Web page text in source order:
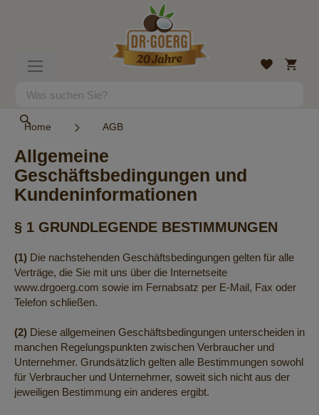
Suche
Wunschliste
Mein
Home AGB
Allgemeine
Geschäftsbedingungen und
Kundeninformationen
§ 1 GRUNDLEGENDE BESTIMMUNGEN
(1) Die nachstehenden Geschäftsbedingungen gelten für alle
Verträge, die Sie mit uns über die Internetseite
www.drgoerg.com sowie im Fernabsatz per E-Mail, Fax oder
Telefon schließen.
(2) Diese allgemeinen Geschäftsbedingungen unterscheiden in
manchen Regelungspunkten zwischen Verbraucher und
Unternehmer. Grundsätzlich gelten alle Bestimmungen sowohl
für Verbraucher und Unternehmer, soweit sich nicht aus der
jeweiligen Bestimmung ein anderes ergibt.